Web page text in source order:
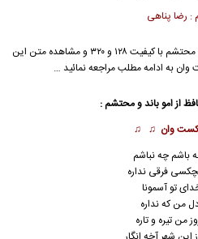
: رضا پناهی
جهت دانلود آهنگ خداحافظ از امو باند و محتشم با کیفیت ۱۲۸ و ۳۲۰ و مشاهده متن این
به ادامه مطلب مراجعه نمائید …
از امو باند و محتشم :
وان ♫ ♫
باشم چه نباشم
فرقی نداره
تو آسمونا
من که نداره
من تیره و تاره